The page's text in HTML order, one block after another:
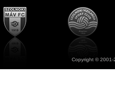
Copyright ©